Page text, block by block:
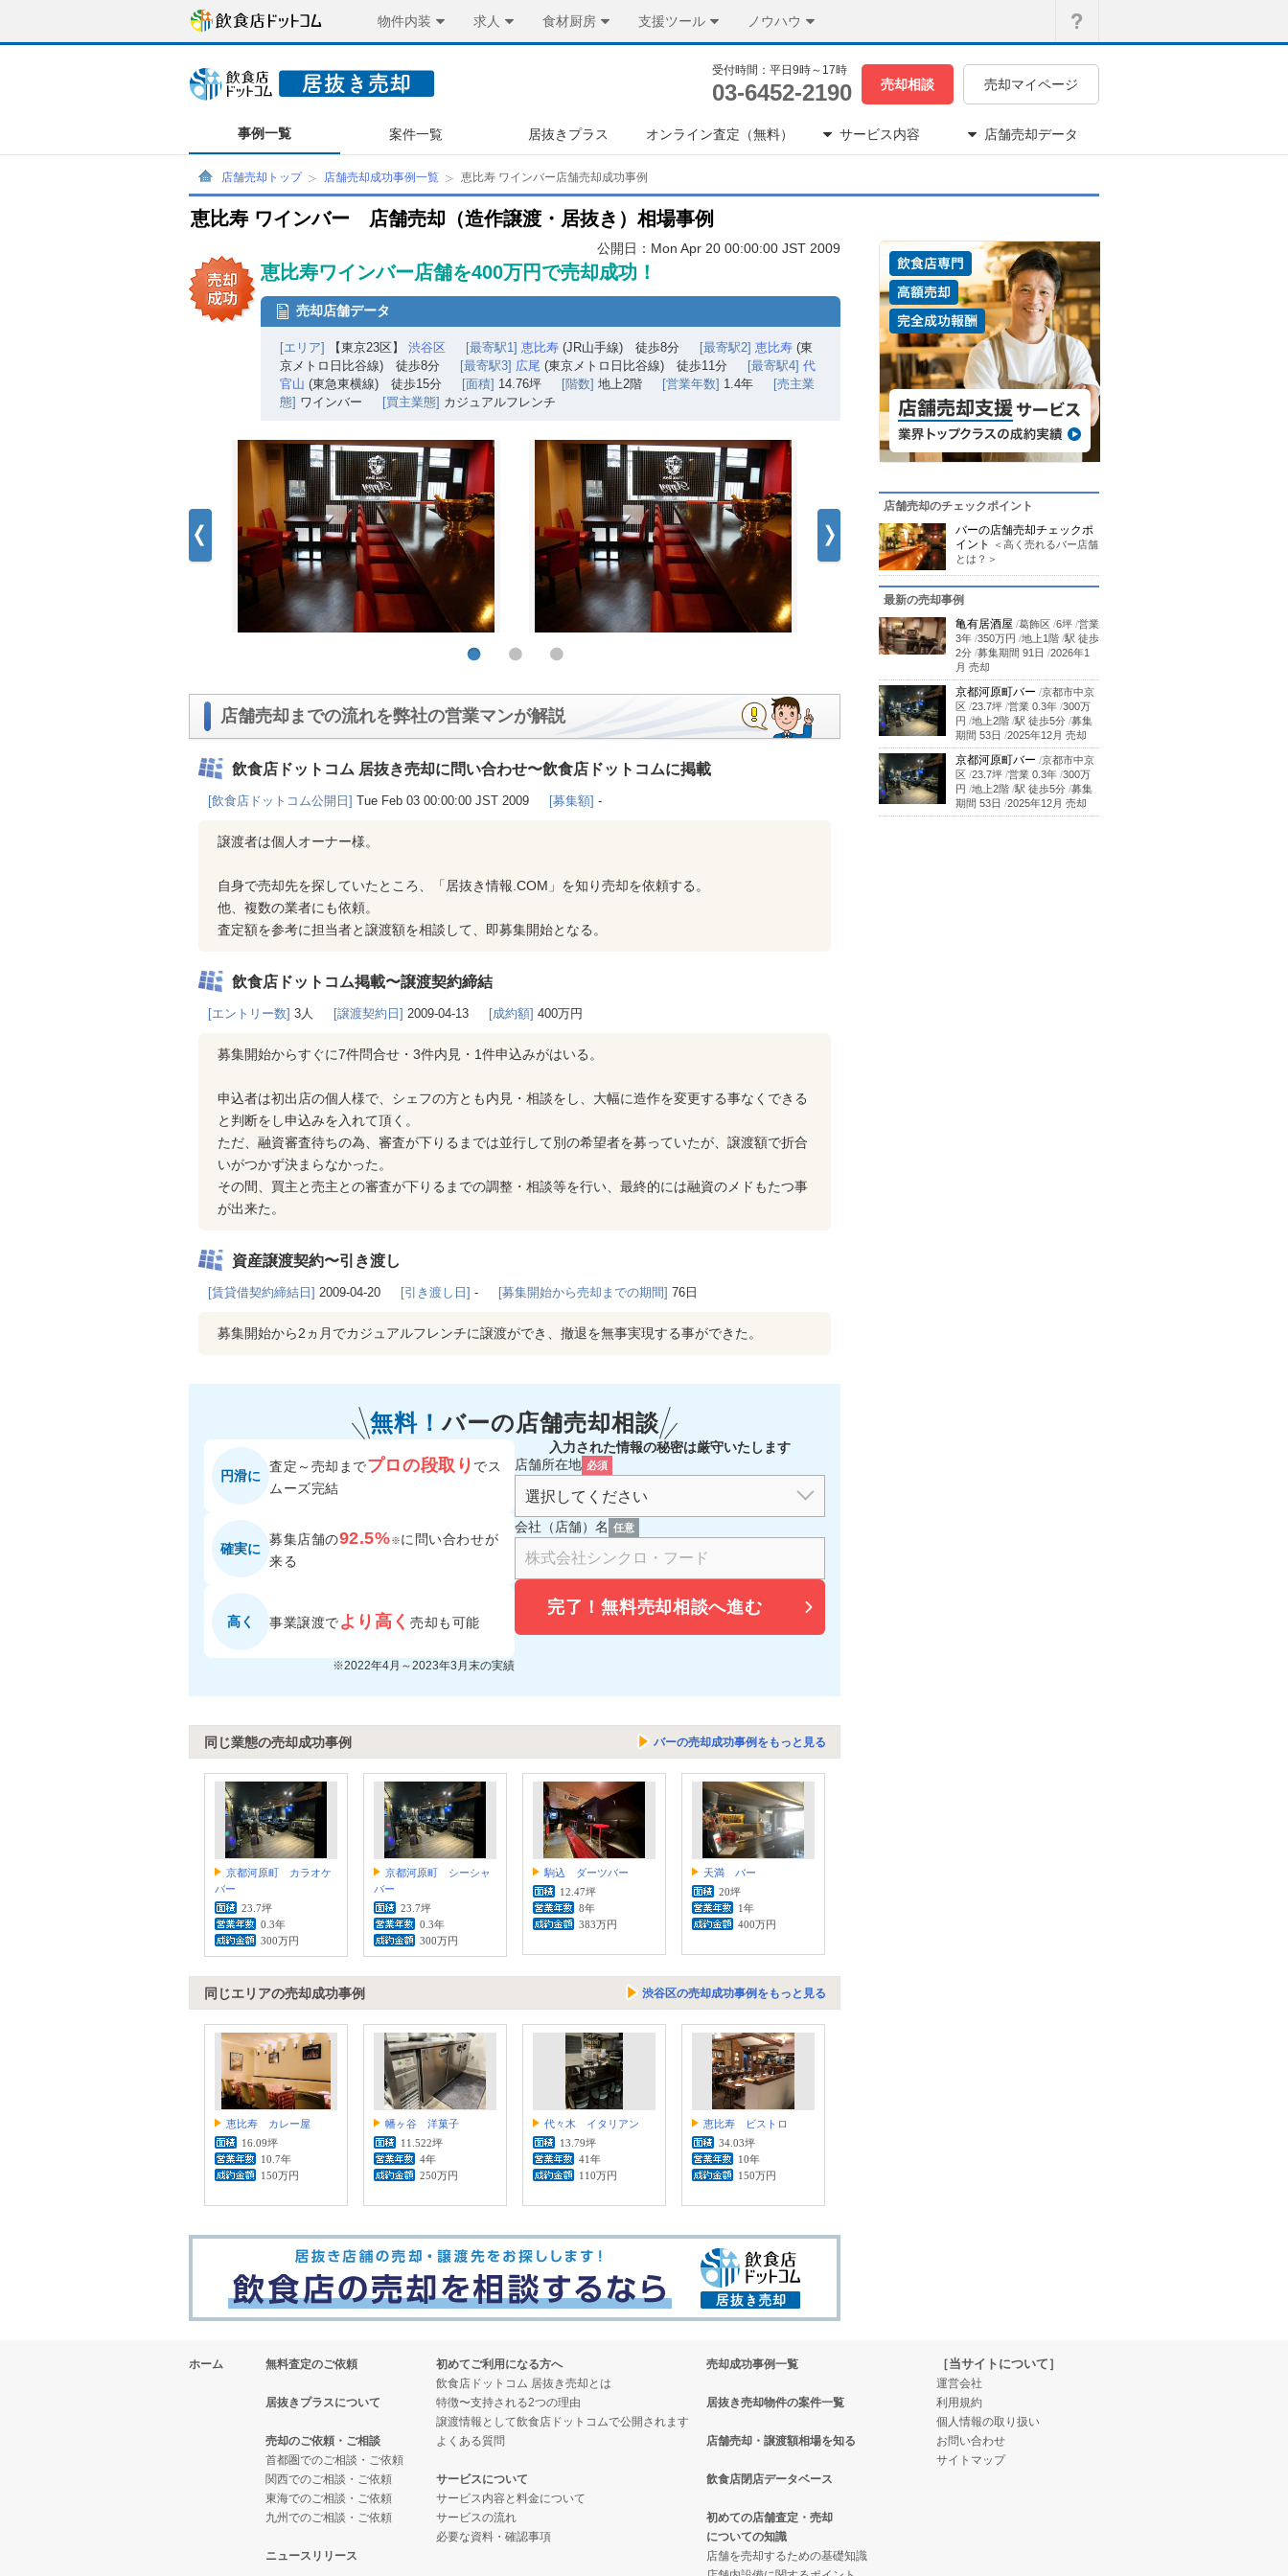
物件内装 求人 食材厨房 支援ツール ノウハウ
受付時間：平日9時～17時
03-6452-2190 売却相談 売却マイページ
事例一覧 案件一覧 居抜きプラス オンライン査定（無料） サービス内容 店舗売却データ
店舗売却トップ 店舗売却成功事例一覧 恵比寿 ワインバー店舗売却成功事例
恵比寿 ワインバー 店舗売却（造作譲渡・居抜き）相場事例
公開日：Mon Apr 20 00:00:00 JST 2009
恵比寿ワインバー店舗を400万円で売却成功！
売却店舗データ
[エリア] 【東京23区】 渋谷区 [最寄駅1] 恵比寿 (JR山手線) 徒歩8分 [最寄駅2] 恵比寿 (東
京メトロ日比谷線) 徒歩8分
[最寄駅3] 広尾 (東京メトロ日比谷線) 徒歩11分 [最寄駅4] 代
官山 (東急東横線) 徒歩15分 [面積] 14.76坪 [階数] 地上2階 [営業年数] 1.4年
[売主業
態] ワインバー [買主業態] カジュアルフレンチ
店舗売却までの流れを弊社の営業マンが解説
飲食店ドットコム 居抜き売却に問い合わせ〜飲食店ドットコムに掲載
[飲食店ドットコム公開日] Tue Feb 03 00:00:00 JST 2009 [募集額] -
譲渡者は個人オーナー様。
自身で売却先を探していたところ、「居抜き情報.COM」を知り売却を依頼する。
他、複数の業者にも依頼。
査定額を参考に担当者と譲渡額を相談して、即募集開始となる。
飲食店ドットコム掲載〜譲渡契約締結
[エントリー数] 3人 [譲渡契約日] 2009-04-13 [成約額] 400万円
募集開始からすぐに7件問合せ・3件内見・1件申込みがはいる。
申込者は初出店の個人様で、シェフの方とも内見・相談をし、大幅に造作を変更する事なくできる
と判断をし申込みを入れて頂く。
ただ、融資審査待ちの為、審査が下りるまでは並行して別の希望者を募っていたが、譲渡額で折合
いがつかず決まらなかった。
その間、買主と売主との審査が下りるまでの調整・相談等を行い、最終的には融資のメドもたつ事
が出来た。
資産譲渡契約〜引き渡し
[賃貸借契約締結日] 2009-04-20 [引き渡し日] - [募集開始から売却までの期間] 76日
募集開始から2ヵ月でカジュアルフレンチに譲渡ができ、撤退を無事実現する事ができた。
無料！バーの店舗売却相談
円滑に
査定～売却までプロの段取り でス
ムーズ完結
確実に
募集店舗の92.5%※に 問い合わせが
来る
高く 事業譲渡でより高く売却も可能
※2022年4月～2023年3月末の実績
入力された情報の秘密は厳守いたします
店舗所在地 必須
会社（店舗）名 任意
完了！無料売却相談へ進む
同じ業態の売却成功事例 バーの売却成功事例をもっと見る
京都河原町 カラオケ
バー
23.7坪
0.3年
300万円
京都河原町 シーシャ
バー
23.7坪
0.3年
300万円
駒込 ダーツバー
12.47坪
8年
383万円
天満 バー
20坪
1年
400万円
同じエリアの売却成功事例 渋谷区の売却成功事例をもっと見る
恵比寿 カレー屋
16.09坪
10.7年
150万円
幡ヶ谷 洋菓子
11.522坪
4年
250万円
代々木 イタリアン
13.79坪
41年
110万円
恵比寿 ビストロ
34.03坪
10年
150万円
店舗売却のチェックポイント
バーの店舗売却チェックポ
イント
＜高く売れるバー店舗
とは？＞
最新の売却事例
亀有居酒屋 /葛飾区 /6坪 /営業
3年 /350万円 /地上1階 /駅 徒歩
2分 /募集期間 91日 /2026年1
月 売却
京都河原町バー /京都市中京
区 /23.7坪 /営業 0.3年 /300万
円 /地上2階 /駅 徒歩5分 /募集
期間 53日 /2025年12月 売却
京都河原町バー /京都市中京
区 /23.7坪 /営業 0.3年 /300万
円 /地上2階 /駅 徒歩5分 /募集
期間 53日 /2025年12月 売却
ホーム 無料査定のご依頼
居抜きプラスについて
売却のご依頼・ご相談
首都圏でのご相談・ご依頼
関西でのご相談・ご依頼
東海でのご相談・ご依頼
九州でのご相談・ご依頼
ニュースリリース
初めてご利用になる方へ
飲食店ドットコム 居抜き売却とは
特徴〜支持される2つの理由
譲渡情報として飲食店ドットコムで公開されます
よくある質問
サービスについて
サービス内容と料金について
サービスの流れ
必要な資料・確認事項
売却成功事例一覧
居抜き売却物件の案件一覧
店舗売却・譲渡額相場を知る
飲食店閉店データベース
初めての店舗査定・売却
についての知識
店舗を売却するための基礎知識
［当サイトについて］
運営会社
利用規約
個人情報の取り扱い
お問い合わせ
サイトマップ